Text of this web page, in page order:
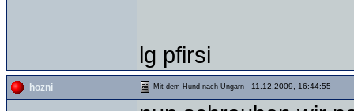
lg pfirsi
hozni Mit dem Hund nach Ungarn - 11.12.2009, 16:44:55